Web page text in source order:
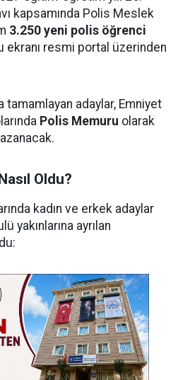
kapsamında Polis Meslek
3.250 yeni polis öğrenci
ekranı resmi portal üzerinden
tamamlayan adaylar, Emniyet
Polis Memuru olarak
Oldu?
kadın ve erkek adaylar
yakınlarına ayrılan